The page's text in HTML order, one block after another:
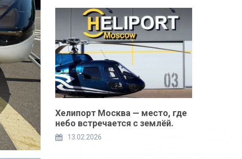
Хелипорт Москва — место, где
небо встречается с землёй.
13.02.2026